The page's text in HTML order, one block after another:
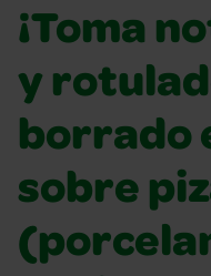
¡Toma
y
borrado
sobre